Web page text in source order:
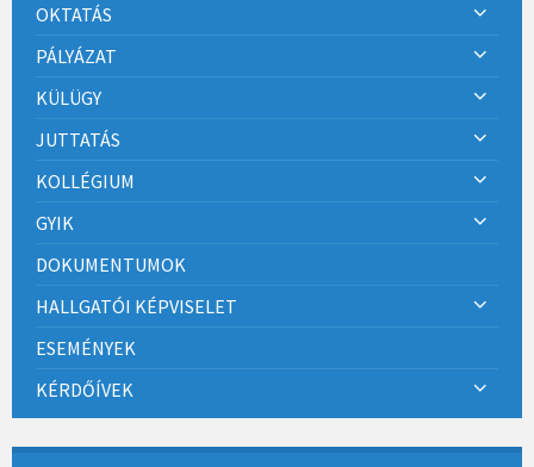
OKTATÁS
PÁLYÁZAT
KÜLÜGY
JUTTATÁS
KOLLÉGIUM
GYIK
DOKUMENTUMOK
HALLGATÓI KÉPVISELET
ESEMÉNYEK
KÉRDŐÍVEK